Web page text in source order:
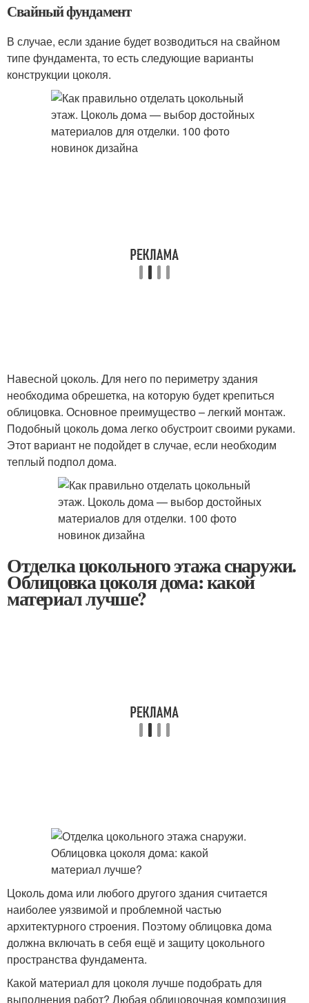
Свайный фундамент
В случае, если здание будет возводиться на свайном
типе фундамента, то есть следующие варианты
конструкции цоколя.
Навесной цоколь. Для него по периметру здания
необходима обрешетка, на которую будет крепиться
облицовка. Основное преимущество – легкий монтаж.
Подобный цоколь дома легко обустроит своими руками.
Этот вариант не подойдет в случае, если необходим
теплый подпол дома.
Отделка цокольного этажа снаружи.
Облицовка цоколя дома: какой
материал лучше?
Цоколь дома или любого другого здания считается
наиболее уязвимой и проблемной частью
архитектурного строения. Поэтому облицовка дома
должна включать в себя ещё и защиту цокольного
пространства фундамента.
Какой материал для цоколя лучше подобрать для
выполнения работ? Любая облицовочная композиция